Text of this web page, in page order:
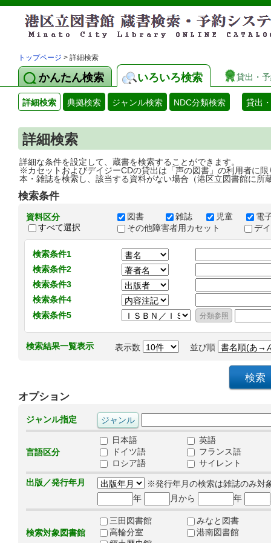
トップページ > 詳細検索
かんたん検索 いろいろ検索 貸出・
詳細検索 典拠検索 ジャンル検索 NDC分類検索 貸出
詳細検索
詳細な条件を設定して、蔵書を検索することができます。
※カセットおよびデイジーCDの貸出は「声の図書」の利用者に限
本・雑誌を検索し、該当する資料がない場合（港区立図書館に所
検索条件
資料区分
すべて選択
図書 雑誌 児童
電
その他障害者用カセット
デ
検索条件1
検索条件2
検索条件3
検索条件4
検索条件5
検索結果一覧表示 表示数 並び順
オプション
ジャンル指定
言語区分
日本語
英語
ドイツ語
フランス語
ロシア語
サイレント
出版／発行年月
※発行年月の検索は雑誌のみ対
年
月から 年
検索対象図書館
三田図書館
みなと図書
高輪分室
港南図書館